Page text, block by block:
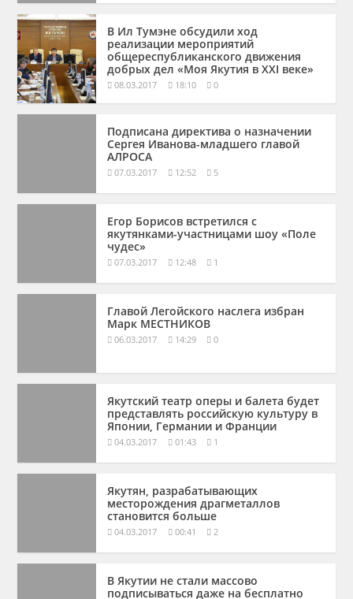
В Ил Тумэне обсудили ход
реализации мероприятий
общереспубликанского движения
добрых дел «Моя Якутия в XXІ веке»
08.03.2017 18:10 0
Подписана директива о назначении
Сергея Иванова-младшего главой
АЛРОСА
07.03.2017 12:52 5
Егор Борисов встретился с
якутянками-участницами шоу «Поле
чудес»
07.03.2017 12:48 1
Главой Легойского наслега избран
Марк МЕСТНИКОВ
06.03.2017 14:29 0
Якутский театр оперы и балета будет
представлять российскую культуру в
Японии, Германии и Франции
04.03.2017 01:43 1
Якутян, разрабатывающих
месторождения драгметаллов
становится больше
04.03.2017 00:41 2
В Якутии не стали массово
подписываться даже на бесплатно